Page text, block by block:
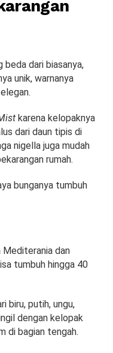
beda dari biasanya,
unik, warnanya
karena kelopaknya
dari daun tipis di
nigella juga mudah
rumah.
bunganya tumbuh
Mediterania dan
tumbuh hingga 40
biru, putih, ungu,
dengan kelopak
di bagian tengah.